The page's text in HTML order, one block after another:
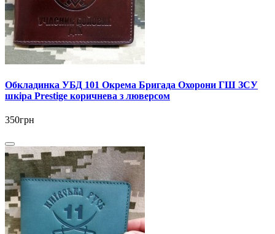
Обкладинка УБД 101 Окрема Бригада Охорони ГШ ЗСУ
шкіра Prestige коричнева з люверсом
350грн